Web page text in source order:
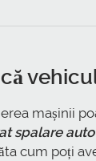
mașinii
spalare
cum poți